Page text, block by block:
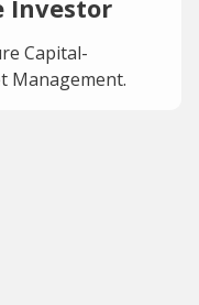
Investor
Capital-
Management.